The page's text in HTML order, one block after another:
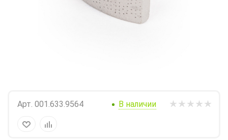
Арт. 001.633.9564 В наличии